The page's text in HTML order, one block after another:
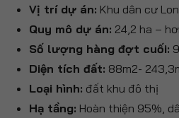
Vị trí dự án: Khu dân cư
Quy mô dự án: 24,2 ha –
Số lượng hàng đợt cuối:
Diện tích đất: 88m2-
Loại hình: đất khu đô thị
Hạ tầng: Hoàn thiện 95%,